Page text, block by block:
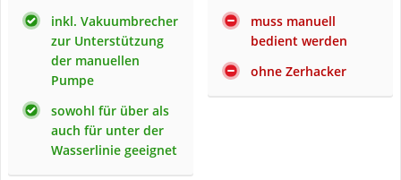
inkl. Vakuumbrecher
zur Unterstützung
der manuellen
Pumpe
sowohl für über als
auch für unter der
Wasserlinie geeignet
muss manuell
bedient werden
ohne Zerhacker